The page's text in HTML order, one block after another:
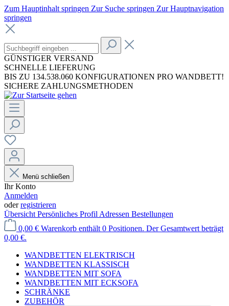
Zum Hauptinhalt springen Zur Suche springen Zur Hauptnavigation
springen
GÜNSTIGER VERSAND
SCHNELLE LIEFERUNG
BIS ZU 134.538.060 KONFIGURATIONEN PRO WANDBETT!
SICHERE ZAHLUNGSMETHODEN
Menü schließen
Ihr Konto
Anmelden
oderregistrieren
Übersicht Persönliches Profil Adressen Bestellungen
0,00 € Warenkorb enthält 0 Positionen. Der Gesamtwert beträgt
0,00 €.
WANDBETTEN ELEKTRISCH
WANDBETTEN KLASSISCH
WANDBETTEN MIT SOFA
WANDBETTEN MIT ECKSOFA
SCHRÄNKE
ZUBEHÖR